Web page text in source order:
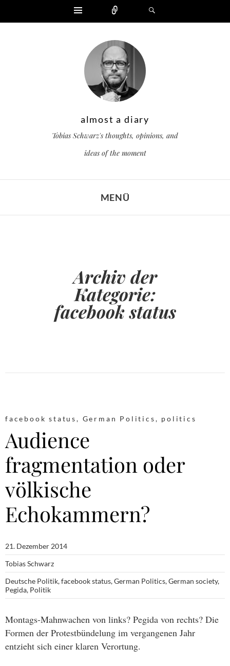
Widgets
almost a diary
Tobias Schwarz's thoughts, opinions, and
ideas of the moment
MENÜ
Archiv der
Kategorie:
facebook status
facebook status, German Politics, politics
Audience
fragmentation oder
völkische
Echokammern?
21. Dezember 2014
Tobias Schwarz
Deutsche Politik,facebook status,German Politics,German society,
Pegida, Politik
Montags-Mahnwachen von links? Pegida von rechts? Die
Formen der Protestbündelung im vergangenen Jahr
entzieht sich einer klaren Verortung.